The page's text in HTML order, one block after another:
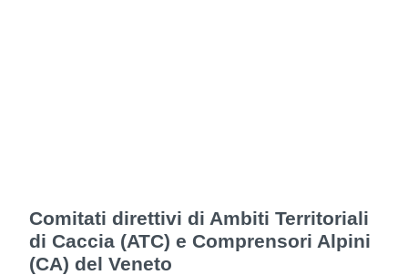
Comitati direttivi di Ambiti Territoriali
di Caccia (ATC) e Comprensori Alpini
(CA) del Veneto